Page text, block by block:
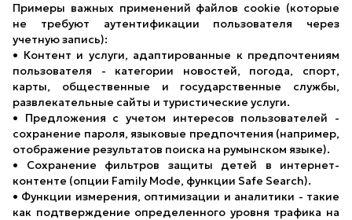
Примеры важных применений файлов cookie (которые
не требуют аутентификации пользователя через
учетную запись):
• Контент и услуги, адаптированные к предпочтениям
пользователя - категории новостей, погода, спорт,
карты, общественные и государственные службы,
развлекательные сайты и туристические услуги.
• Предложения с учетом интересов пользователей -
сохранение пароля, языковые предпочтения (например,
отображение результатов поиска на румынском языке).
• Сохранение фильтров защиты детей в интернет-
контенте (опции Family Mode, функции Safe Search).
• Функции измерения, оптимизации и аналитики - такие
как подтверждение определенного уровня трафика на